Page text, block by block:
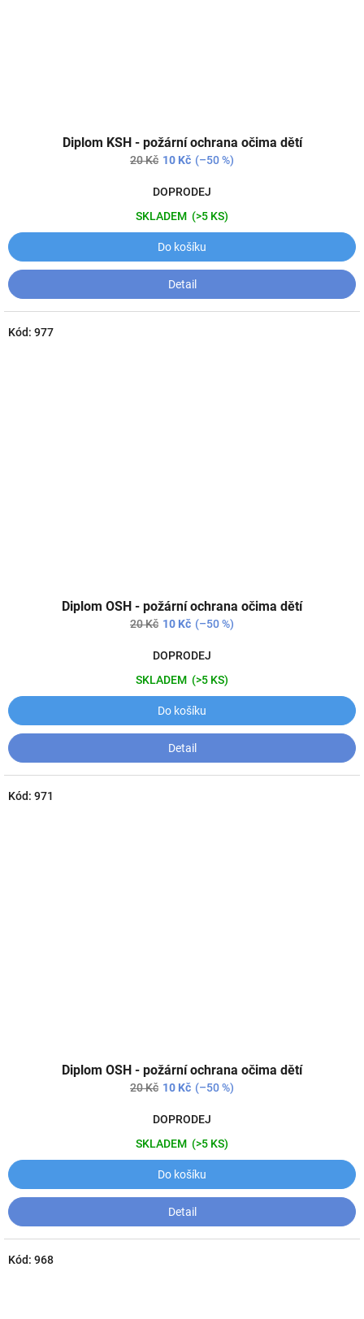
Diplom KSH - požární ochrana očima dětí
20 Kč 10 Kč (–50 %)
DOPRODEJ
SKLADEM (>5 KS)
Do košíku
Detail
Diplom OSH - požární ochrana očima dětí
20 Kč 10 Kč (–50 %)
DOPRODEJ
SKLADEM (>5 KS)
Do košíku
Detail
Kód: 977
Diplom OSH - požární ochrana očima dětí
20 Kč 10 Kč (–50 %)
DOPRODEJ
SKLADEM (>5 KS)
Do košíku
Detail
Kód: 971
Kód: 968